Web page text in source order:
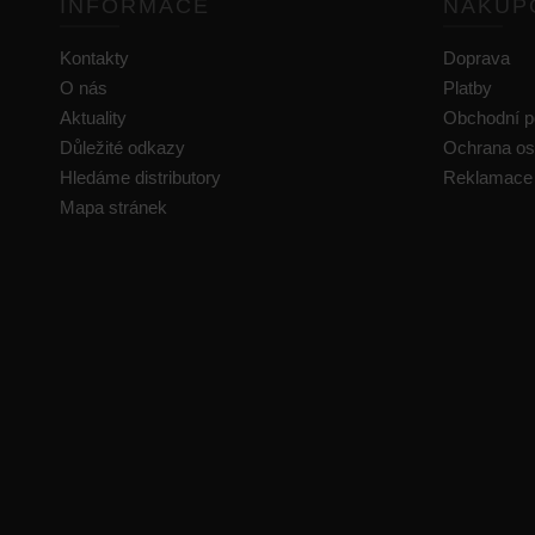
INFORMACE
Kontakty
O nás
Aktuality
Důležité odkazy
Hledáme distributory
Mapa stránek
Doprava
Platby
Obchodní
Ochrana
Reklamace